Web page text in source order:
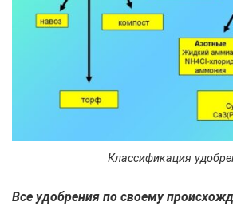
Классификация
Все удобрения по своему